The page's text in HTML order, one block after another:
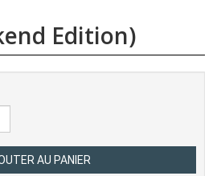
Edition)